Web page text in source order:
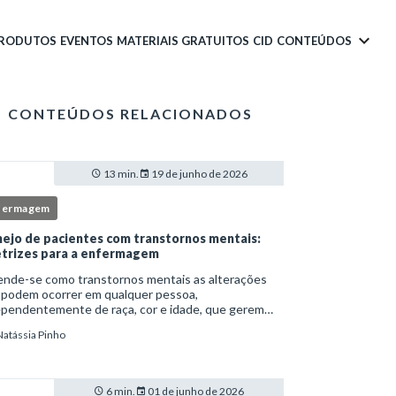
EVENTOS MATERIAIS GRATUITOS CID CONTEÚDOS
CONTEÚDOS RELACIONADOS
13 min. 19 de junho de 2026
de pacientes com transtornos mentais:
para a enfermagem
se como transtornos mentais as alterações
ocorrer em qualquer pessoa,
de raça, cor e idade, que gerem
isso, os transtornos psiquiátricos rep
Pinho
6 min. 01 de junho de 2026